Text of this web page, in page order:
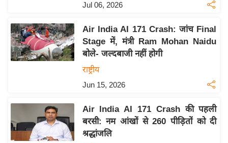
त
वि
शे
य
ब
ज
Jul 06, 2026
Air India AI 171 Crash: जांच Final
Stage में, मंत्री Ram Mohan Naidu
बोले- जल्दबाजी नहीं होगी
राष्ट्रीय
Jun 15, 2026
Air India AI 171 Crash की पहली
बरसी: नम आंखों से 260 पीड़ितों को दी
श्रद्धांजलि